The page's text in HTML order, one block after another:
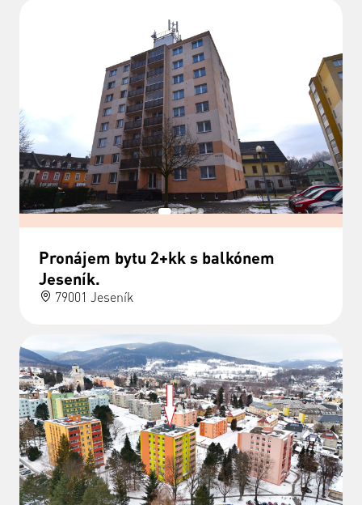
Pronájem bytu 2+kk s balkónem
Jeseník.
79001 Jeseník